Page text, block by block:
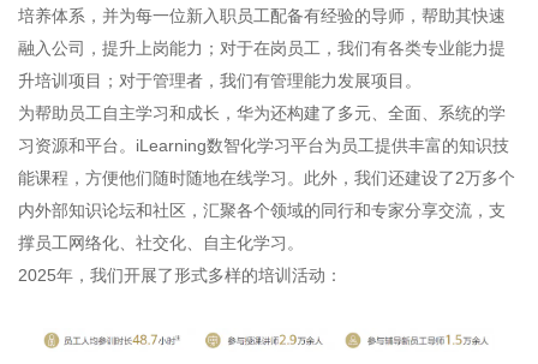
培养体系，并为每一位新入职员工配备有经验的导师，帮助其快速
融入公司，提升上岗能力；对于在岗员工，我们有各类专业能力提
升培训项目；对于管理者，我们有管理能力发展项目。
为帮助员工自主学习和成长，华为还构建了多元、全面、系统的学
习资源和平台。iLearning数智化学习平台为员工提供丰富的知识技
能课程，方便他们随时随地在线学习。此外，我们还建设了2万多个
内外部知识论坛和社区，汇聚各个领域的同行和专家分享交流，支
撑员工网络化、社交化、自主化学习。
2025年，我们开展了形式多样的培训活动：